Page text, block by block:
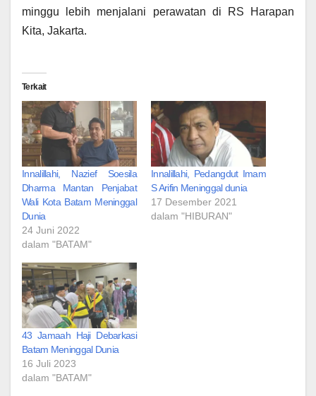
minggu lebih menjalani perawatan di RS Harapan
Kita, Jakarta.
Terkait
Innalillahi, Nazief Soesila
Dharma Mantan Penjabat
Wali Kota Batam Meninggal
Dunia
24 Juni 2022
dalam "BATAM"
Innalillahi, Pedangdut Imam
S Arifin Meninggal dunia
17 Desember 2021
dalam "HIBURAN"
43 Jamaah Haji Debarkasi
Batam Meninggal Dunia
16 Juli 2023
dalam "BATAM"